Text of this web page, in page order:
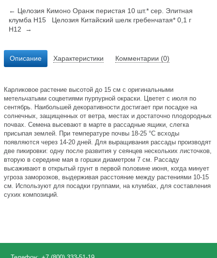
← Целозия Кимоно Оранж перистая 10 шт.* сер. Элитная
клумба Н15
Целозия Китайский шелк гребенчатая* 0,1 г
Н12 →
Описание Характеристики Комментарии (0)
Карликовое растение высотой до 15 см с оригинальными
метельчатыми соцветиями пурпурной окраски. Цветет с июля по
сентябрь. Наибольшей декоративности достигает при посадке на
солнечных, защищенных от ветра, местах и достаточно плодородных
почвах. Семена высевают в марте в рассадные ящики, слегка
присыпая землей. При температуре почвы 18-25 °С всходы
появляются через 14-20 дней. Для выращивания рассады производят
две пикировки: одну после развития у сеянцев нескольких листочков,
вторую в середине мая в горшки диаметром 7 см. Рассаду
высаживают в открытый грунт в первой половине июня, когда минует
угроза заморозков, выдерживая расстояние между растениями 10-15
см. Используют для посадки группами, на клумбах, для составления
сухих композиций.